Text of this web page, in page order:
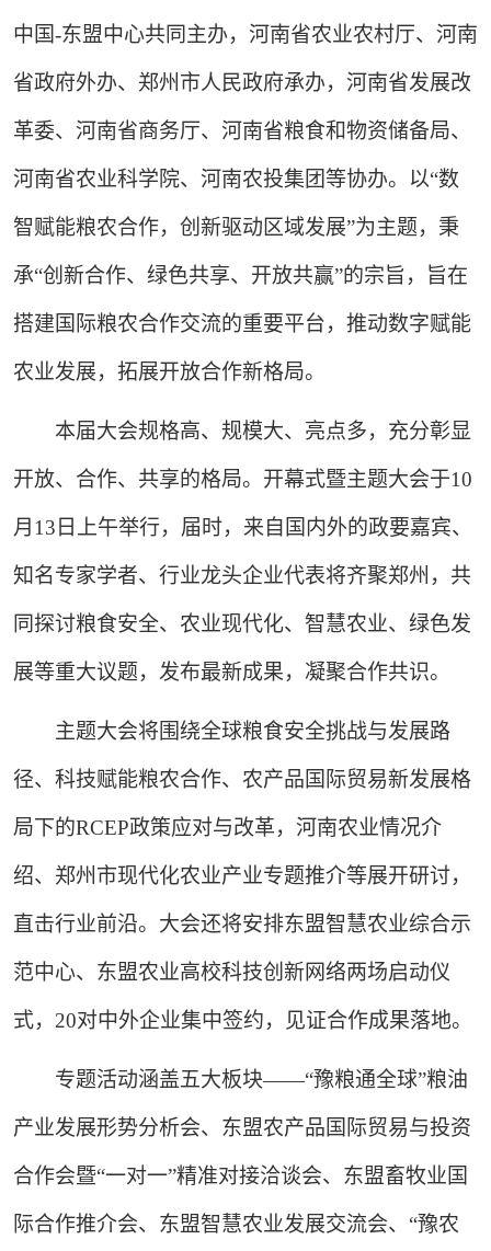
中国-东盟中心共同主办，河南省农业农村厅、河南
省政府外办、郑州市人民政府承办，河南省发展改
革委、河南省商务厅、河南省粮食和物资储备局、
河南省农业科学院、河南农投集团等协办。以“数
智赋能粮农合作，创新驱动区域发展”为主题，秉
承“创新合作、绿色共享、开放共赢”的宗旨，旨在
搭建国际粮农合作交流的重要平台，推动数字赋能
农业发展，拓展开放合作新格局。
本届大会规格高、规模大、亮点多，充分彰显
开放、合作、共享的格局。开幕式暨主题大会于10
月13日上午举行，届时，来自国内外的政要嘉宾、
知名专家学者、行业龙头企业代表将齐聚郑州，共
同探讨粮食安全、农业现代化、智慧农业、绿色发
展等重大议题，发布最新成果，凝聚合作共识。
主题大会将围绕全球粮食安全挑战与发展路
径、科技赋能粮农合作、农产品国际贸易新发展格
局下的RCEP政策应对与改革，河南农业情况介
绍、郑州市现代化农业产业专题推介等展开研讨，
直击行业前沿。大会还将安排东盟智慧农业综合示
范中心、东盟农业高校科技创新网络两场启动仪
式，20对中外企业集中签约，见证合作成果落地。
专题活动涵盖五大板块——“豫粮通全球”粮油
产业发展形势分析会、东盟农产品国际贸易与投资
合作会暨“一对一”精准对接洽谈会、东盟畜牧业国
际合作推介会、东盟智慧农业发展交流会、“豫农